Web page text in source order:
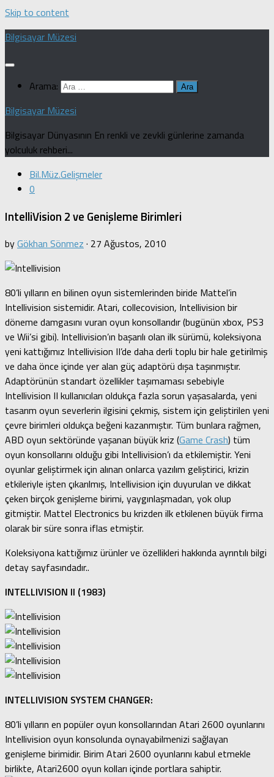
Skip to content
Bilgisayar Müzesi
Arama:
Bilgisayar Müzesi
Bilgisayar Dünyasının En renkli ve zevkli günlerine zamanda
yolculuk rehberi...
Bil.Müz.Gelişmeler
0
IntelliVision 2 ve Genişleme Birimleri
byGökhan Sönmez · 27 Ağustos, 2010
80’li yılların en bilinen oyun sistemlerinden biride Mattel’in
Intellivision sistemidir. Atari, collecovision, Intellivision bir
döneme damgasını vuran oyun konsollarıdır (bugünün xbox, PS3
ve Wii’si gibi). Intellivision’ın başarılı olan ilk sürümü, koleksiyona
yeni kattığımız Intellivision II’de daha derli toplu bir hale getirilmiş
ve daha önce içinde yer alan güç adaptörü dışa taşınmıştır.
Adaptörünün standart özellikler taşımaması sebebiyle
Intellivision II kullanıcıları oldukça fazla sorun yaşasalarda, yeni
tasarım oyun severlerin ilgisini çekmiş, sistem için geliştirilen yeni
çevre birimleri oldukça beğeni kazanmıştır. Tüm bunlara rağmen,
ABD oyun sektöründe yaşanan büyük kriz (Game Crash) tüm
oyun konsollarını olduğu gibi Intellivision’ı da etkilemiştir. Yeni
oyunlar geliştirmek için alınan onlarca yazılım geliştirici, krizin
etkileriyle işten çıkarılmış, Intellivision için duyurulan ve dikkat
çeken birçok genişleme birimi, yaygınlaşmadan, yok olup
gitmiştir. Mattel Electronics bu krizden ilk etkilenen büyük firma
olarak bir süre sonra iflas etmiştir.
Koleksiyona kattığımız ürünler ve özellikleri hakkında ayrıntılı bilgi
detay sayfasındadır..
INTELLIVISION II (1983)
INTELLIVISION SYSTEM CHANGER:
80’li yılların en popüler oyun konsollarından Atari 2600 oyunlarını
Intellivision oyun konsolunda oynayabilmenizi sağlayan
genişleme birimidir. Birim Atari 2600 oyunlarını kabul etmekle
birlikte, Atari2600 oyun kolları içinde portlara sahiptir.